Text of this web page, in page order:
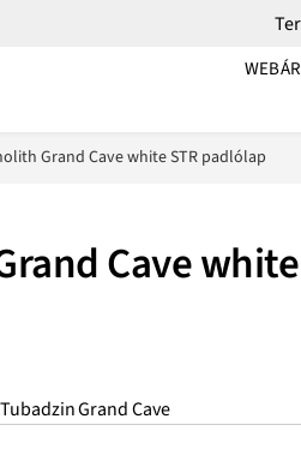
Grand Cave white STR padlólap
Cave white
Tubadzin Grand Cave